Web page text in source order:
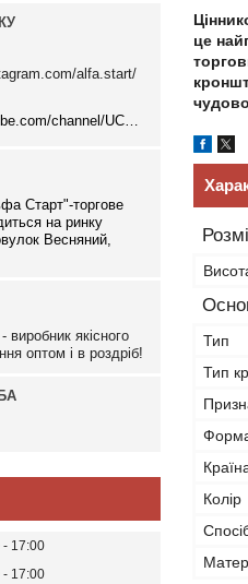
це
Тип
Тип
Колір
alfa.start/
Старт"-торгове
на ринку
Весняний,
якісного
оптом і в роздріб!
17:00
17:00